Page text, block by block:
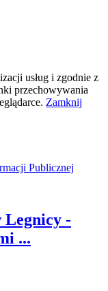
usług i zgodnie z
przechowywania
Zamknij
Publicznej
Legnicy -
...